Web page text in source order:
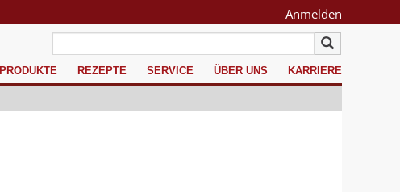
Anmelden
PRODUKTE REZEPTE SERVICE ÜBER UNS KARRIERE